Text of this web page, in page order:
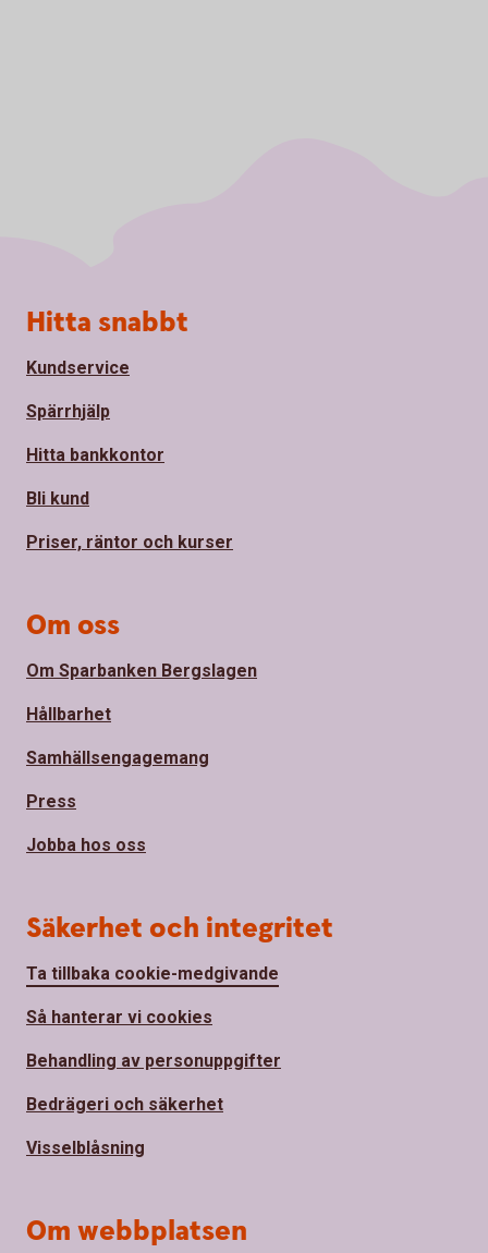
Sidfot
Hitta snabbt
Kundservice
Spärrhjälp
Hitta bankkontor
Bli kund
Priser, räntor och kurser
Om oss
Om Sparbanken Bergslagen
Hållbarhet
Samhällsengagemang
Press
Jobba hos oss
Säkerhet och integritet
Ta tillbaka cookie-medgivande
Så hanterar vi cookies
Behandling av personuppgifter
Bedrägeri och säkerhet
Visselblåsning
Om webbplatsen